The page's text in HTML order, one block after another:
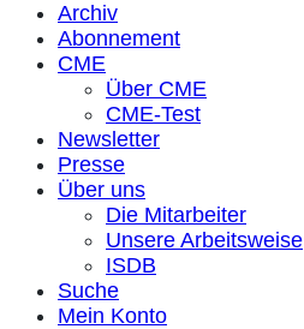
Archiv
Abonnement
CME
Über CME
CME-Test
Newsletter
Presse
Über uns
Die Mitarbeiter
Unsere Arbeitsweise
ISDB
Suche
Mein Konto